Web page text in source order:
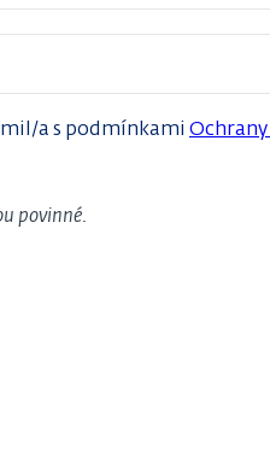
a s podmínkami
povinné.